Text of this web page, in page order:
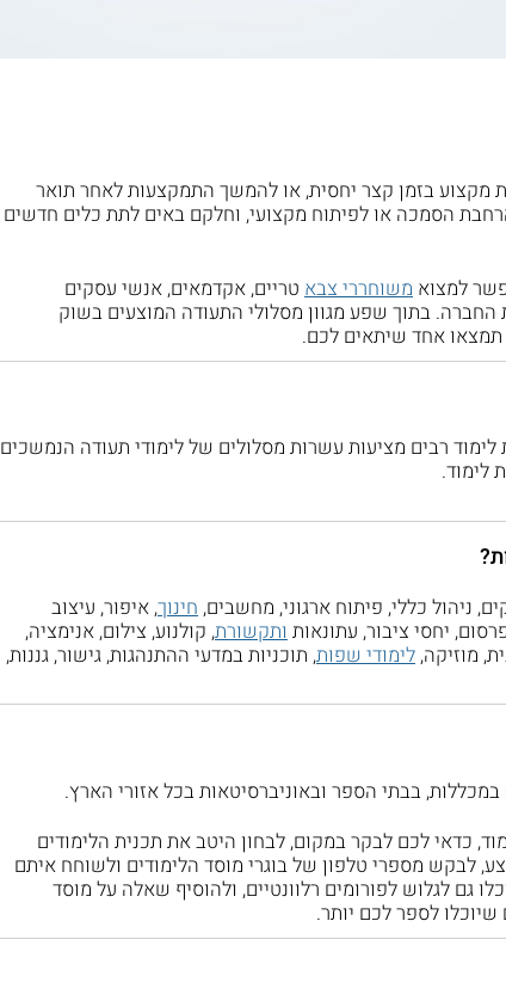
מקצוע בזמן קצר יחסית, או להמשך התמקצעות לאחר תואר
הסמכה או לפיתוח מקצועי, וחלקם באים לתת כלים חדשים
למצוא משוחררי צבא טריים, אקדמאים, אנשי עסקים
החברה. בתוך שפע מגוון מסלולי התעודה המוצעים בשוק
תמצאו אחד שיתאים לכם.
לימוד רבים מציעות עשרות מסלולים של לימודי תעודה הנמשכים
לימוד.
ניהול כללי, פיתוח ארגוני, מחשבים,חינוך, איפור, עיצוב
יחסי ציבור, עתונאותותקשורת, קולנוע, צילום, אנימציה,
מוזיקה,לימודי שפות, תוכניות במדעי ההתנהגות, גישור, גננות,
בבתי הספר ובאוניברסיטאות בכל אזורי הארץ.
כדאי לכם לבקר במקום, לבחון היטב את תכנית הלימודים
לבקש מספרי טלפון של בוגרי מוסד הלימודים ולשוחח איתם
גם לגלוש לפורומים רלוונטיים, ולהוסיף שאלה על מוסד
לספר לכם יותר.